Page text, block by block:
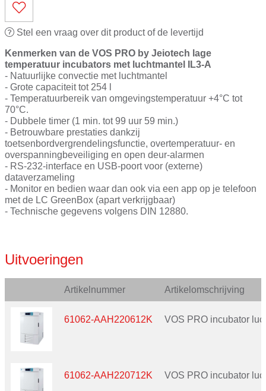
Stel een vraag over dit product of de levertijd
Kenmerken van de VOS PRO by Jeiotech lage
temperatuur incubators met luchtmantel IL3-A
- Natuurlijke convectie met luchtmantel
- Grote capaciteit tot 254 l
- Temperatuurbereik van omgevingstemperatuur +4°C tot
70°C.
- Dubbele timer (1 min. tot 99 uur 59 min.)
- Betrouwbare prestaties dankzij
toetsenbordvergrendelingsfunctie, overtemperatuur- en
overspanningbeveiliging en open deur-alarmen
- RS-232-interface en USB-poort voor (externe)
dataverzameling
- Monitor en bedien waar dan ook via een app op je telefoon
met de LC GreenBox (apart verkrijgbaar)
- Technische gegevens volgens DIN 12880.
Uitvoeringen
Artikelnummer Artikelomschrijving
61062-AAH220612K VOS PRO incubator
61062-AAH220712K VOS PRO incubator